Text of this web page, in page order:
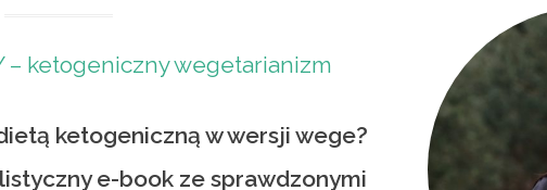
– ketogeniczny wegetarianizm
ketogeniczną w wersji wege?
e-book ze sprawdzonymi